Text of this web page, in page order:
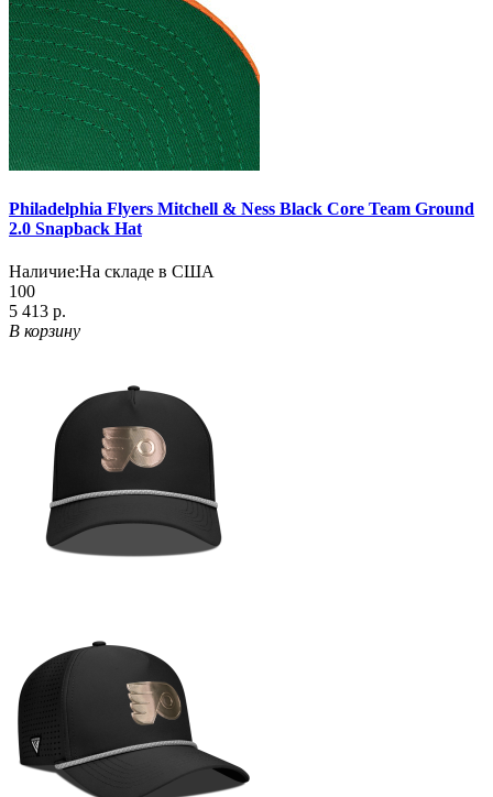
Philadelphia Flyers Mitchell & Ness Black Core Team Ground
2.0 Snapback Hat
Наличие:На складе в США
100
5 413 р.
В корзину